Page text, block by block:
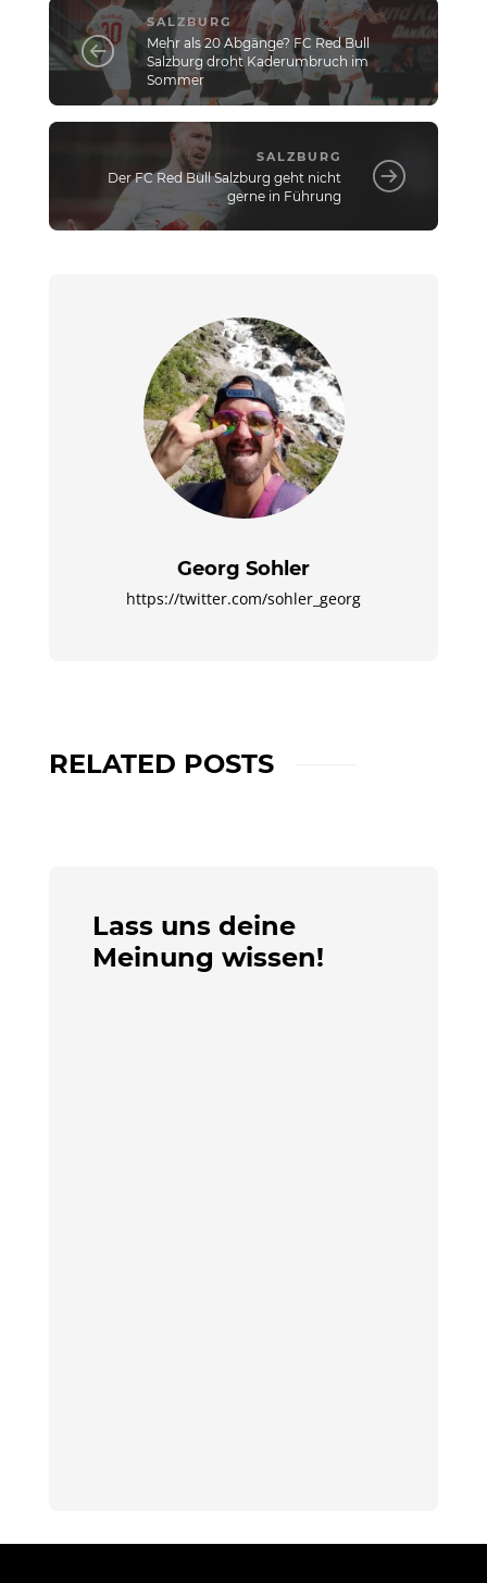
SALZBURG
Mehr als 20 Abgänge? FC Red Bull
Salzburg droht Kaderumbruch im
Sommer
SALZBURG
Der FC Red Bull Salzburg geht nicht
gerne in Führung
Georg Sohler
https://twitter.com/sohler_georg
RELATED POSTS
Lass uns deine
Meinung wissen!